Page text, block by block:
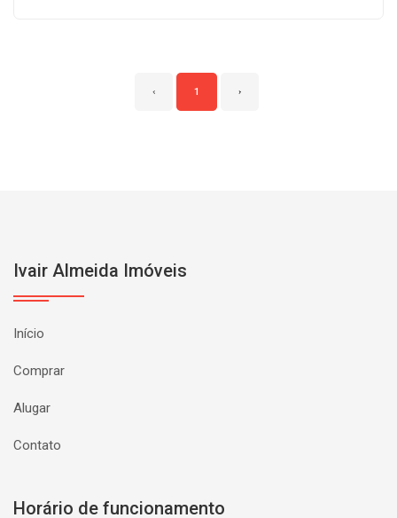
‹ 1 ›
Ivair Almeida Imóveis
Início
Comprar
Alugar
Contato
Horário de funcionamento